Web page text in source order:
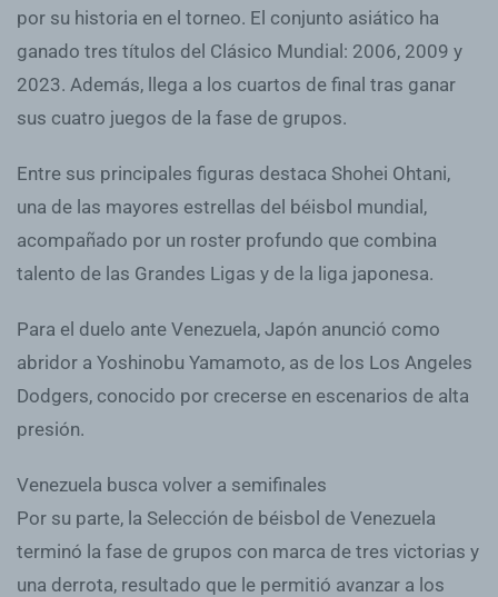
por su historia en el torneo. El conjunto asiático ha
ganado tres títulos del Clásico Mundial: 2006, 2009 y
2023. Además, llega a los cuartos de final tras ganar
sus cuatro juegos de la fase de grupos.
Entre sus principales figuras destaca Shohei Ohtani,
una de las mayores estrellas del béisbol mundial,
acompañado por un roster profundo que combina
talento de las Grandes Ligas y de la liga japonesa.
Para el duelo ante Venezuela, Japón anunció como
abridor a Yoshinobu Yamamoto, as de los Los Angeles
Dodgers, conocido por crecerse en escenarios de alta
presión.
Venezuela busca volver a semifinales
Por su parte, la Selección de béisbol de Venezuela
terminó la fase de grupos con marca de tres victorias y
una derrota, resultado que le permitió avanzar a los